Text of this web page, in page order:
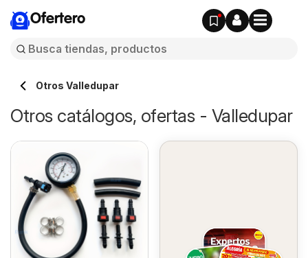
Ofertero
Otros Valledupar
Otros catálogos, ofertas - Valledupar